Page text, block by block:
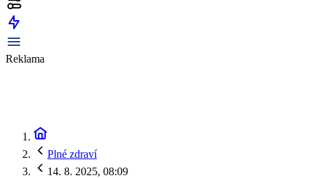
Reklama
Plné zdraví
14. 8. 2025, 08:09